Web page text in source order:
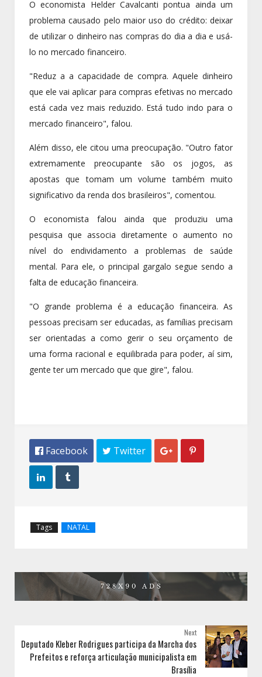
O economista Helder Cavalcanti pontua ainda um
problema causado pelo maior uso do crédito: deixar
de utilizar o dinheiro nas compras do dia a dia e usá-
lo no mercado financeiro.
"Reduz a a capacidade de compra. Aquele dinheiro
que ele vai aplicar para compras efetivas no mercado
está cada vez mais reduzido. Está tudo indo para o
mercado financeiro", falou.
Além disso, ele citou uma preocupação. "Outro fator
extremamente preocupante são os jogos, as
apostas que tomam um volume também muito
significativo da renda dos brasileiros", comentou.
O economista falou ainda que produziu uma
pesquisa que associa diretamente o aumento no
nível do endividamento a problemas de saúde
mental. Para ele, o principal gargalo segue sendo a
falta de educação financeira.
"O grande problema é a educação financeira. As
pessoas precisam ser educadas, as famílias precisam
ser orientadas a como gerir o seu orçamento de
uma forma racional e equilibrada para poder, aí sim,
gente ter um mercado que que gire", falou.
 Facebook  Twitter  
 
Tags NATAL
Next
Deputado Kleber Rodrigues participa da Marcha dos
Prefeitos e reforça articulação municipalista em
Brasília